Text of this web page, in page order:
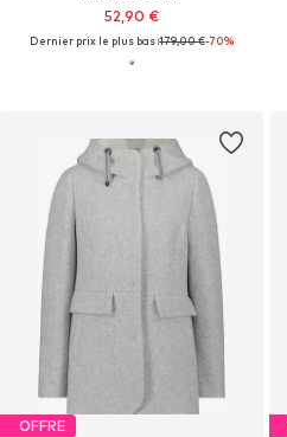
52,90 €
Dernier prix le plus bas :179,00 €-70%
OFFRE